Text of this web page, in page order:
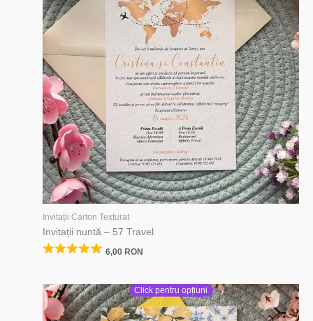
Invitații Carton Texturat
Invitații nuntă – 57 Travel
6,00 RON
Click pentru opțiuni